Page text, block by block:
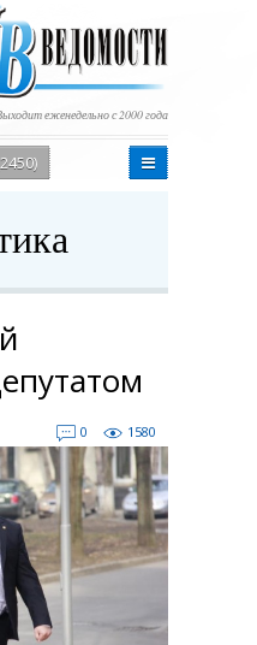
еженедельно с 2000 года
0 1580